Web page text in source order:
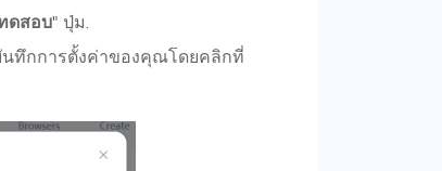
ดสอบ" ปุ่ม.
นทึกการตั้งค่าของคุณโดยคลิกที่